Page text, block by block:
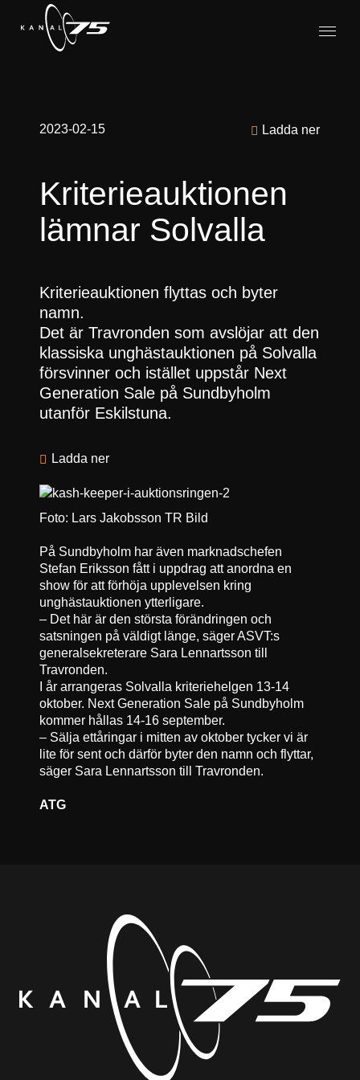
2023-02-15
Foto: Lars Jakobsson TR Bild
Ladda ner
Kriterieauktionen
lämnar Solvalla
Kriterieauktionen flyttas och byter
namn.
Det är Travronden som avslöjar att den
klassiska unghästauktionen på Solvalla
försvinner och istället uppstår Next
Generation Sale på Sundbyholm
utanför Eskilstuna.
På Sundbyholm har även marknadschefen
Stefan Eriksson fått i uppdrag att anordna en
show för att förhöja upplevelsen kring
unghästauktionen ytterligare.
– Det här är den största förändringen och
satsningen på väldigt länge, säger ASVT:s
generalsekreterare Sara Lennartsson till
Travronden.
I år arrangeras Solvalla kriteriehelgen 13-14
oktober. Next Generation Sale på Sundbyholm
kommer hållas 14-16 september.
– Sälja ettåringar i mitten av oktober tycker vi är
lite för sent och därför byter den namn och flyttar,
säger Sara Lennartsson till Travronden.
Ladda ner
ATG